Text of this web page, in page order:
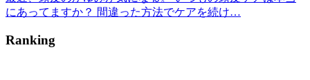
にあってますか？ 間違った方法でケアを続け…
Ranking